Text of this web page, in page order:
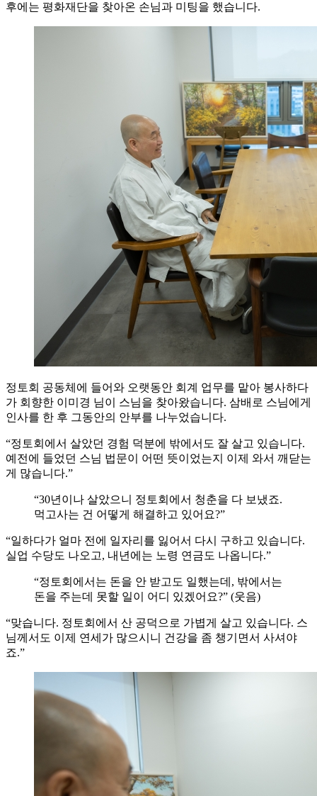
후에는 평화재단을 찾아온 손님과 미팅을 했습니다.
정토회 공동체에 들어와 오랫동안 회계 업무를 맡아 봉사하다
가 회향한 이미경 님이 스님을 찾아왔습니다. 삼배로 스님에게
인사를 한 후 그동안의 안부를 나누었습니다.
“정토회에서 살았던 경험 덕분에 밖에서도 잘 살고 있습니다.
예전에 들었던 스님 법문이 어떤 뜻이었는지 이제 와서 깨닫는
게 많습니다.”
“30년이나 살았으니 정토회에서 청춘을 다 보냈죠.
먹고사는 건 어떻게 해결하고 있어요?”
“일하다가 얼마 전에 일자리를 잃어서 다시 구하고 있습니다.
실업 수당도 나오고, 내년에는 노령 연금도 나옵니다.”
“정토회에서는 돈을 안 받고도 일했는데, 밖에서는
돈을 주는데 못할 일이 어디 있겠어요?” (웃음)
“맞습니다. 정토회에서 산 공덕으로 가볍게 살고 있습니다. 스
님께서도 이제 연세가 많으시니 건강을 좀 챙기면서 사셔야
죠.”